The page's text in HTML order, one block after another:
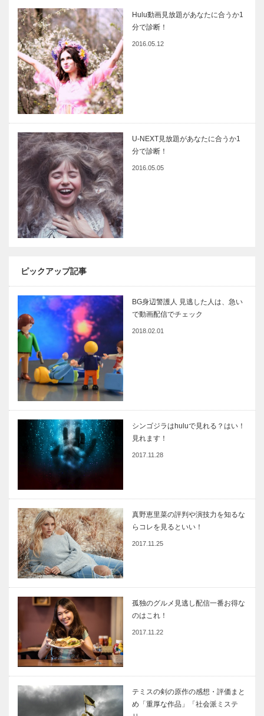
Hulu動画見放題があなたに合うか1
分で診断！
2016.05.12
U-NEXT見放題があなたに合うか1
分で診断！
2016.05.05
ピックアップ記事
BG身辺警護人 見逃した人は、急い
で動画配信でチェック
2018.02.01
シンゴジラはhuluで見れる？はい！
見れます！
2017.11.28
真野恵里菜の評判や演技力を知るな
らコレを見るといい！
2017.11.25
孤独のグルメ見逃し配信一番お得な
のはこれ！
2017.11.22
テミスの剣の原作の感想・評価まと
め「重厚な作品」「社会派ミステ